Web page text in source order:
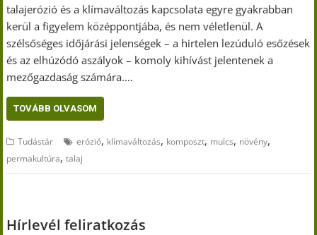
talajerózió és a klímaváltozás kapcsolata egyre gyakrabban
kerül a figyelem középpontjába, és nem véletlenül. A
szélsőséges időjárási jelenségek – a hirtelen lezúduló esőzések
és az elhúzódó aszályok – komoly kihívást jelentenek a
mezőgazdaság számára.…
TOVÁBB OLVASOM
Tudástár erózió, klímaváltozás, komposzt, mulcs, növény,
permakultúra,talaj
Hírlevél feliratkozás